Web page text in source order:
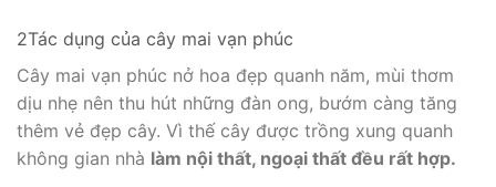
2Tác dụng của cây mai vạn phúc
Cây mai vạn phúc nở hoa đẹp quanh năm, mùi thơm
dịu nhẹ nên thu hút những đàn ong, bướm càng tăng
thêm vẻ đẹp cây. Vì thế cây được trồng xung quanh
không gian nhà làm nội thất, ngoại thất đều rất hợp.